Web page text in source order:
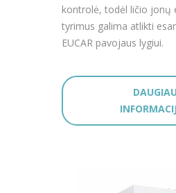
kontrolė, todėl ličio jonų
tyrimus galima atlikti
EUCAR pavojaus lygiui.
DAUGIAU